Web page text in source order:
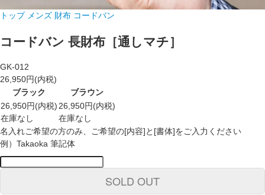
トップ メンズ 財布 コードバン
コードバン 長財布［通しマチ］
GK-012
26,950円(内税)
ブラック
ブラウン
26,950円(内税)
在庫なし
26,950円(内税)
在庫なし
名入れご希望の方のみ、ご希望の[内容]と[書体]をご入力ください
例）Takaoka 筆記体
SOLD OUT